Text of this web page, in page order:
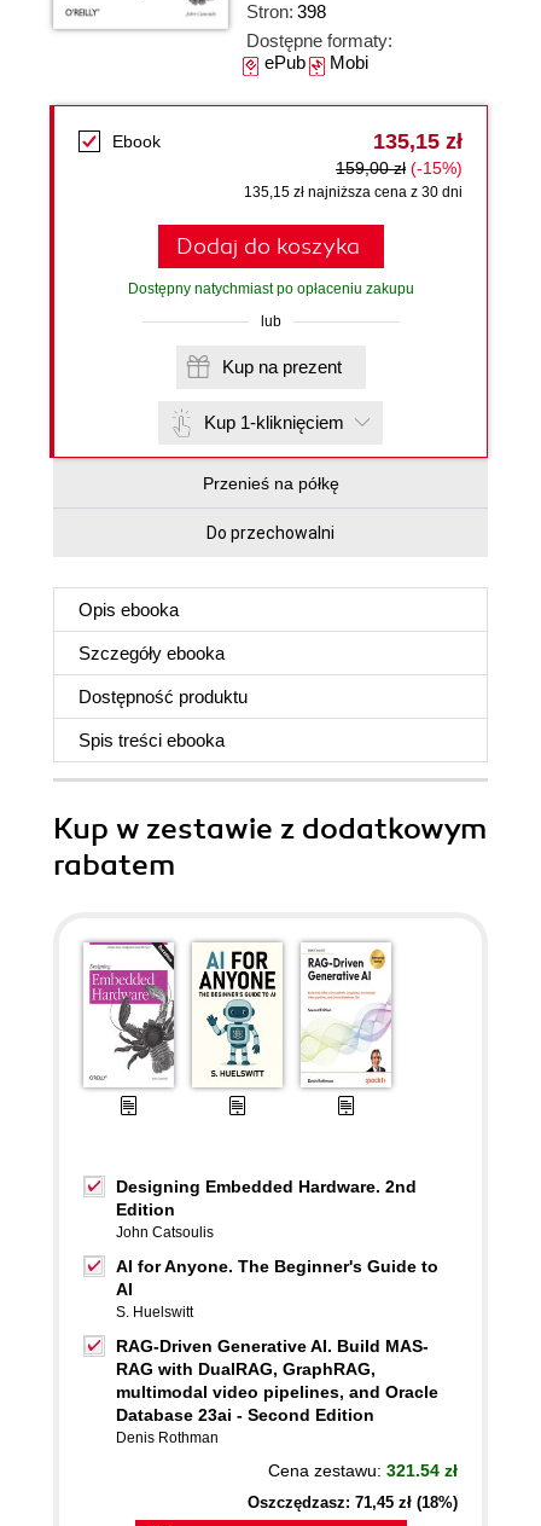
Stron: 398
Dostępne formaty:
ePubMobi
Ebook 135,15 zł
159,00 zł (-15%)
135,15 zł najniższa cena z 30 dni
Dodaj do koszyka
Dostępny natychmiast po opłaceniu zakupu
lub
Kup na prezent
Kup 1-kliknięciem
Przenieś na półkę
Do przechowalni
Opis ebooka
Szczegóły ebooka
Dostępność produktu
Spis treści ebooka
Kup w zestawie z dodatkowym
rabatem
Designing Embedded Hardware. 2nd
Edition
John Catsoulis
AI for Anyone. The Beginner's Guide to
AI
S. Huelswitt
RAG-Driven Generative AI. Build MAS-
RAG with DualRAG, GraphRAG,
multimodal video pipelines, and Oracle
Database 23ai - Second Edition
Denis Rothman
Cena zestawu: 321.54 zł
Oszczędzasz: 71,45 zł (18%)